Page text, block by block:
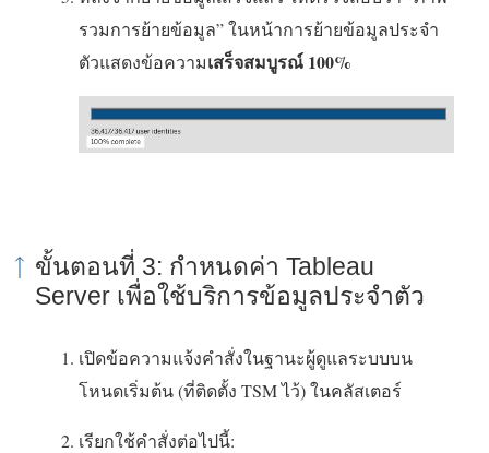
รวมการย้ายข้อมูล” ในหน้าการย้ายข้อมูลประจำ
ตัวแสดงข้อความเสร็จสมบูรณ์ 100%
ขั้นตอนที่ 3: กำหนดค่า Tableau
Server เพื่อใช้บริการข้อมูลประจำตัว
เปิดข้อความแจ้งคำสั่งในฐานะผู้ดูแลระบบบน
โหนดเริ่มต้น (ที่ติดตั้ง TSM ไว้) ในคลัสเตอร์
เรียกใช้คำสั่งต่อไปนี้: